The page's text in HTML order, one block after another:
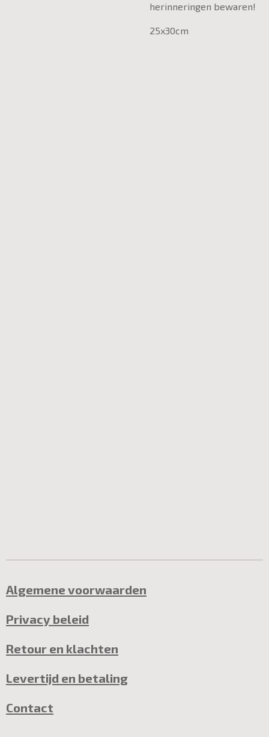
herinneringen bewaren!
25x30cm
Algemene voorwaarden
Privacy beleid
Retour en klachten
Levertijd en betaling
Contact